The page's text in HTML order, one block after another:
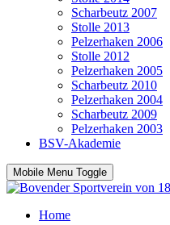
Scharbeutz 2007
Stolle 2013
Pelzerhaken 2006
Stolle 2012
Pelzerhaken 2005
Scharbeutz 2010
Pelzerhaken 2004
Scharbeutz 2009
Pelzerhaken 2003
BSV-Akademie
Mobile Menu Toggle
Home